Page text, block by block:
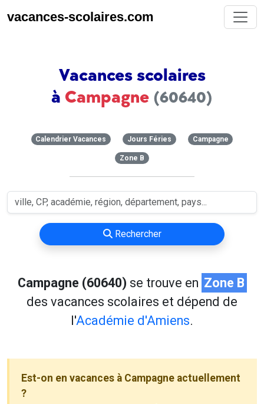
vacances-scolaires.com
Vacances scolaires
à Campagne (60640)
Calendrier Vacances Jours Féries Campagne
Zone B
Rechercher
Campagne (60640) se trouve en Zone B
des vacances scolaires et dépend de
l'Académie d'Amiens.
Est-on en vacances à Campagne actuellement
?